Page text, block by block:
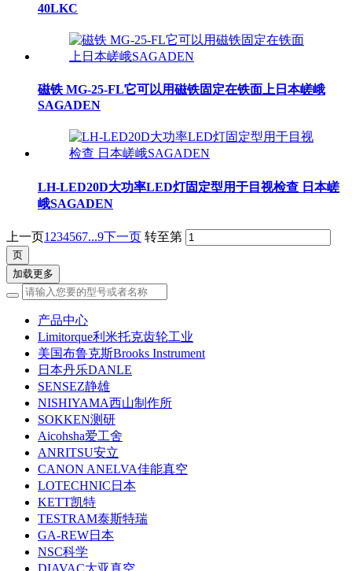
40LKC
磁铁 MG-25-FL它可以用磁铁固定在铁面上日本嵯峨
SAGADEN
LH-LED20D大功率LED灯固定型用于目视检查 日本嵯
峨SAGADEN
上一页1 234567...9下一页 转至第
加载更多
产品中心
Limitorque利米托克齿轮工业
美国布鲁克斯Brooks Instrument
日本丹乐DANLE
SENSEZ静雄
NISHIYAMA西山制作所
SOKKEN测研
Aicohsha爱工舍
ANRITSU安立
CANON ANELVA佳能真空
LOTECHNIC日本
KETT凯特
TESTRAM泰斯特瑞
GA-REW日本
NSC科学
DIAVAC大亚真空